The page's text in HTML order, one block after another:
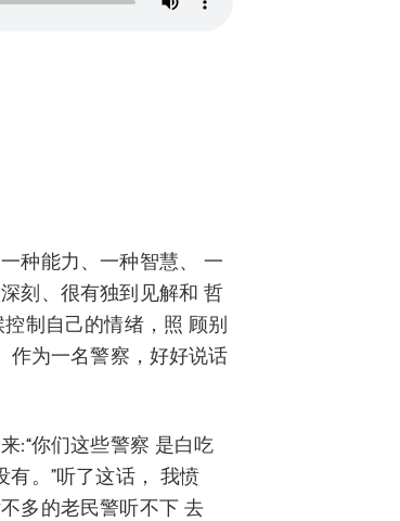
种能力、一种智慧、 一
刻、很有独到见解和 哲
制自己的情绪，照 顾别
作为一名警察，好好说话
:“你们这些警察 是白吃
。”听了这话， 我愤
多的老民警听不下 去